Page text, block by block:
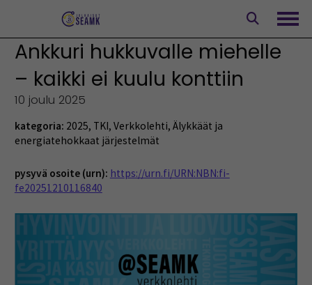
Ankkuri hukkuvalle miehelle
– kaikki ei kuulu konttiin
10 joulu 2025
kategoria: 2025, TKI, Verkkolehti, Älykkäät ja
energiatehokkaat järjestelmät
pysyvä osoite (urn): https://urn.fi/URN:NBN:fi-
fe20251210116840